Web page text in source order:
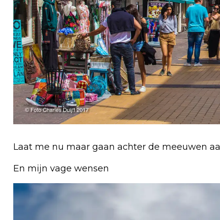
Laat me nu maar gaan achter de meeuwen
En mijn vage wensen